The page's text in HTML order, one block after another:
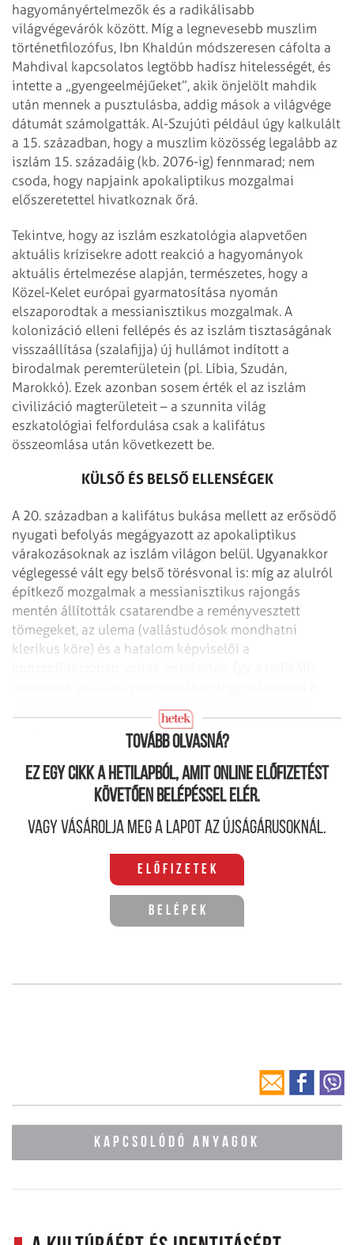
hagyományértelmezők és a radikálisabb
világvégevárók között. Míg a legnevesebb muszlim
történetfilozófus, Ibn Khaldún módszeresen cáfolta a
Mahdival kapcsolatos legtöbb hadísz hitelességét, és
intette a „gyengeelméjű­eket”, akik önjelölt mahdik
után mennek a pusztulásba, addig mások a világvége
dátumát számolgatták. Al-Szujúti például úgy kalkulált
a 15. században, hogy a muszlim közösség legalább az
iszlám 15. századáig (kb. 2076-ig) fennmarad; nem
csoda, hogy napjaink apokaliptikus mozgalmai
előszeretettel hivatkoznak őrá.
Tekintve, hogy az iszlám eszkatológia alapvetően
aktuális krízisekre adott reakció a hagyományok
aktuális értelmezése alapján, természetes, hogy a
Közel-Kelet európai gyarmatosítása nyomán
elszaporodtak a messianisztikus mozgalmak. A
kolonizáció elleni fellépés és az iszlám tisztaságának
visszaállítása (szalafijja) új hullámot indított a
birodalmak peremterületein (pl. Líbia, Szudán,
Marokkó). Ezek azonban sosem érték el az iszlám
civilizáció magterületeit – a szunnita világ
eszkatológiai felfordulása csak a kalifátus
összeomlása után következett be.
KÜLSŐ ÉS BELSŐ ELLENSÉGEK
A 20. században a kalifátus bukása mellett az erősödő
nyugati befolyás megágyazott az apokaliptikus
várakozásoknak az iszlám világon belül. Ugyanakkor
véglegessé vált egy belső törésvonal is: míg az alulról
építkező mozgalmak a messianisztikus rajongás
mentén állították csatarendbe a reményvesztett
tömegeket, az ulema (vallástudósok mondhatni
klerikus köre) és a hatalom képviselői a
Tovább olvasná?
Ez egy cikk a hetilapból, amit online előfizetést
követően belépéssel elér.
Vagy vásárolja meg a lapot az újságárusoknál.
Előfizetek
Belépek
KAPCSOLÓDÓ ANYAGOK